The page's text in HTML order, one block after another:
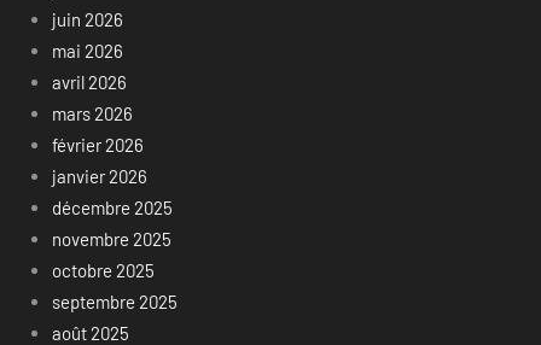
juin 2026
mai 2026
avril 2026
mars 2026
février 2026
janvier 2026
décembre 2025
novembre 2025
octobre 2025
septembre 2025
août 2025